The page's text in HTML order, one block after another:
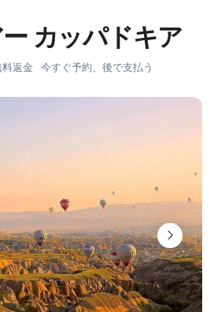
カッパドキア
料返金 今すぐ予約、後で支払う